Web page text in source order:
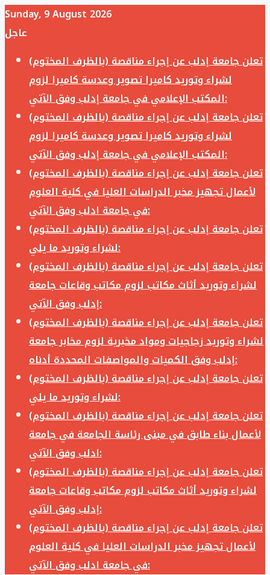
Sunday, 9 August 2026
عاجل
تعلن جامعة إدلب عن إجراء مناقصة (بالظرف المختوم)
لشراء وتوريد كاميرا تصوير وعدسة كاميرا لزوم
المكتب الإعلامي في جامعة إدلب وفق الآتي:
تعلن جامعة إدلب عن إجراء مناقصة (بالظرف المختوم)
لشراء وتوريد كاميرا تصوير وعدسة كاميرا لزوم
المكتب الإعلامي في جامعة إدلب وفق الآتي:
تعلن جامعة إدلب عن إجراء مناقصة (بالظرف المختوم)
لأعمال تجهيز مخبر الدراسات العليا في كلية العلوم
في جامعة ادلب وفق الآتي:
تعلن جامعة إدلب عن إجراء مناقصة (بالظرف المختوم)
لشراء وتوريد ما يلي:
تعلن جامعة إدلب عن إجراء مناقصة (بالظرف المختوم)
لشراء وتوريد أثاث مكاتب لزوم مكاتب وقاعات جامعة
إدلب وفق الآتي:
تعلن جامعة إدلب عن إجراء مناقصة (بالظرف المختوم)
لشراء وتوريد زجاجيات ومواد مخبرية لزوم مخابر جامعة
إدلب وفق الكميات والمواصفات المحددة أدناه:
تعلن جامعة إدلب عن إجراء مناقصة (بالظرف المختوم)
لشراء وتوريد ما يلي:
تعلن جامعة إدلب عن إجراء مناقصة (بالظرف المختوم)
لأعمال بناء طابق في مبنى رئاسة الجامعة في جامعة
ادلب وفق الآتي:
تعلن جامعة إدلب عن إجراء مناقصة (بالظرف المختوم)
لشراء وتوريد أثاث مكاتب لزوم مكاتب وقاعات جامعة
إدلب وفق الآتي:
تعلن جامعة إدلب عن إجراء مناقصة (بالظرف المختوم)
لأعمال تجهيز مخبر الدراسات العليا في كلية العلوم
في جامعة ادلب وفق الآتي: